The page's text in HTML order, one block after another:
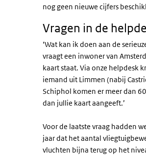
nog geen nieuwe cijfers
Vragen in de
‘Wat kan ik doen aan de
vraagt een inwoner van
kaart staat. Via onze helpdesk
iemand uit Limmen (nabij
Schiphol komen er meer dan
dan jullie kaart aangeeft.’
Voor de laatste vraag hadden
jaar dat het aantal
vluchten bijna terug op het